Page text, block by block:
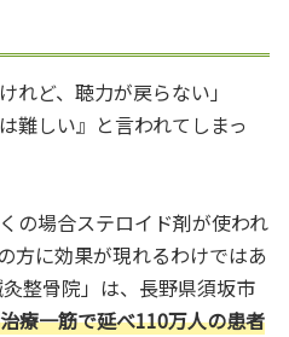
れど、聴力が戻らない」
難しい』と言われてしまっ
の場合ステロイド剤が使われ
方に効果が現れるわけではあ
整骨院」は、長野県須坂市
療一筋で延べ110万人の患者